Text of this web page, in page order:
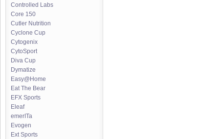
Controlled Labs
Core 150
Cutler Nutrition
Cyclone Cup
Cytogenix
CytoSport
Diva Cup
Dymatize
Easy@Home
Eat The Bear
EFX Sports
Eleaf
emerITa
Evogen
Ext Sports